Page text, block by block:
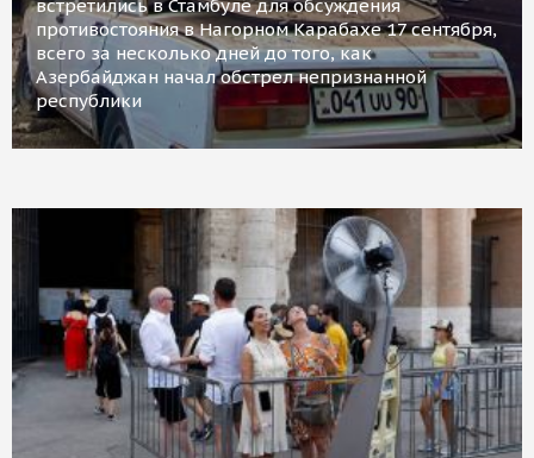
встретились в Стамбуле для обсуждения
противостояния в Нагорном Карабахе 17 сентября,
всего за несколько дней до того, как
Азербайджан начал обстрел непризнанной
республики